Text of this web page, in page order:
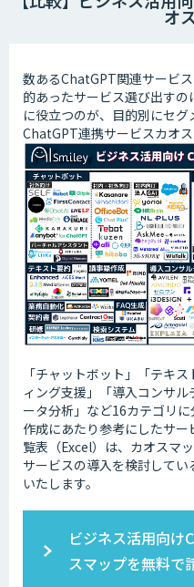
オ
数あるChatGPT関連サービ
的あったサービス選び出す
に役立つのが、目的別にセ
ChatGPT連携サービスカオス
「チャットボット」「テキ
ィング支援」「導入コンサ
ータ分析」など16カテゴリに
作成にあたり参考にしたサ
覧表（Excel）は、カオスマ
サービスの導入を検討して
いたします。
ビジネス活用向け
スマップを無料で